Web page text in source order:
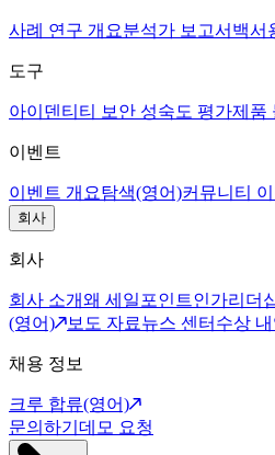
사례 연구 개요분석가 보고서 백서
도구
아이덴티티 보안 성숙도 평가제품
이벤트
이벤트 개요탐색(영어)커뮤니티
회사
회사
회사 소개왜 세일포인트인가리더
(영어)
보도 자료뉴스 센터 수상 내
채용 정보
크루 합류(영어)
문의하기 데모 요청